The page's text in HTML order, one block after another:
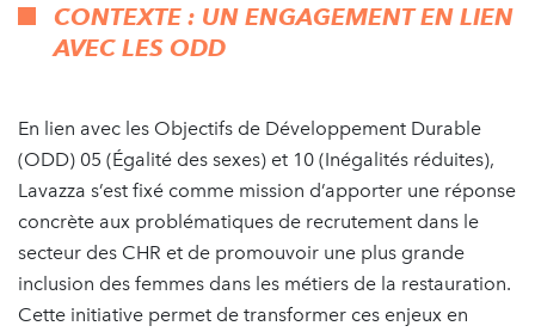
CONTEXTE : UN ENGAGEMENT EN LIEN
AVEC LES ODD
En lien avec les Objectifs de Développement Durable
(ODD) 05 (Égalité des sexes) et 10 (Inégalités réduites),
Lavazza s’est fixé comme mission d’apporter une réponse
concrète aux problématiques de recrutement dans le
secteur des CHR et de promouvoir une plus grande
inclusion des femmes dans les métiers de la restauration.
Cette initiative permet de transformer ces enjeux en